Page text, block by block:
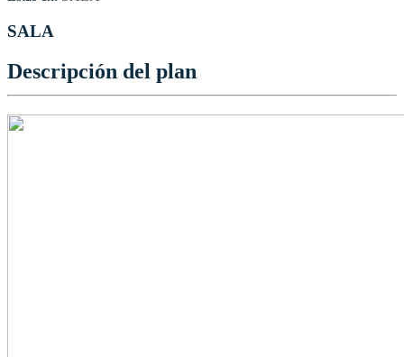
SALA
Descripción del plan